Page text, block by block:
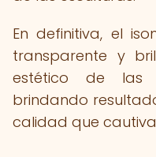
En definitiva, el
transparente y
estético de las
brindando
calidad que